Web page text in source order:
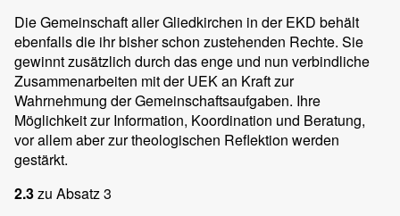
Die Gemeinschaft aller Gliedkirchen in der EKD behält
ebenfalls die ihr bisher schon zustehenden Rechte. Sie
gewinnt zusätzlich durch das enge und nun verbindliche
Zusammenarbeiten mit der UEK an Kraft zur
Wahrnehmung der Gemeinschaftsaufgaben. Ihre
Möglichkeit zur Information, Koordination und Beratung,
vor allem aber zur theologischen Reflektion werden
gestärkt.
2.3zu Absatz 3